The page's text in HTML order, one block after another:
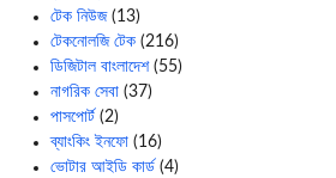
টেক নিউজ(13)
টেকনোলজি টেক (216)
ডিজিটাল বাংলাদেশ(55)
নাগরিক সেবা (37)
পাসপোর্ট (2)
ব্যাংকিং ইনফো (16)
ভোটার আইডি কার্ড (4)